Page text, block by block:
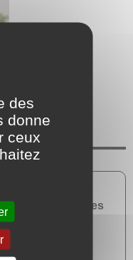
sur les
les ouvrages
des
donne
ceux